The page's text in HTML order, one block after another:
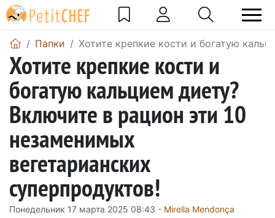
Папки Хотите крепкие кости и богатую
Хотите крепкие кости и
богатую кальцием диету?
Включите в рацион эти 10
незаменимых
вегетарианских
суперпродуктов!
Понедельник 17 марта 2025 08:43 - Mirella Mendonça